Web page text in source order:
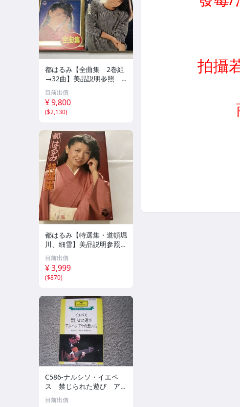
都はるみ【全曲集 2巻組
→32曲】美品説明参照 C
AHY
目前出價
¥ 9,800
($2,130)
都はるみ【特選集・道頓堀
川、細雪】美品説明参照
CAHY
目前出價
¥ 3,999
($870)
C586-ナルシソ・イエペ
ス 禁じられた遊び アル
ハンブラの想い出
目前出價